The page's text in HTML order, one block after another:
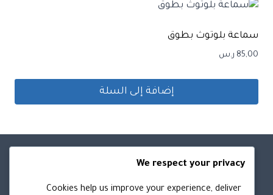
سماعة بلوتوث بطوق
85,00 ر.س
إضافة إلى السلة
روابط مهمه
We respect your privacy
Cookies help us improve your experience, deliver